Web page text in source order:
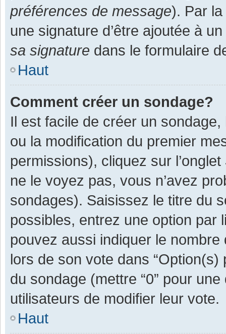
préférences de message). Par
une signature d’être ajoutée à
sa signature dans le formulaire
Haut
Comment créer un sondage?
Il est facile de créer un
ou la modification du premier
permissions), cliquez sur l’onglet
ne le voyez pas, vous n’avez
sondages). Saisissez le titre du
possibles, entrez une option par
pouvez aussi indiquer le
lors de son vote dans “Option(s)
du sondage (mettre “0” pour
utilisateurs de modifier leur vote.
Haut